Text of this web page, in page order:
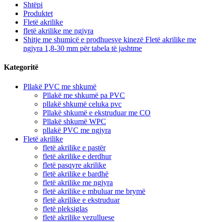
Shtëpi
Produktet
Fletë akrilike
fletë akrilike me ngjyra
Shitje me shumicë e prodhuesve kinezë Fletë akrilike me
ngjyra 1,8-30 mm për tabela të jashtme
Kategoritë
Pllakë PVC me shkumë
Pllakë me shkumë pa PVC
pllakë shkumë celuka pvc
Pllakë shkumë e ekstruduar me CO
Pllakë shkumë WPC
pllakë PVC me ngjyra
Fletë akrilike
fletë akrilike e pastër
fletë akrilike e derdhur
fletë pasqyre akrilike
fletë akrilike e bardhë
fletë akrilike me ngjyra
fletë akrilike e mbuluar me brymë
fletë akrilike e ekstruduar
fletë pleksiglas
fletë akrilike vezulluese